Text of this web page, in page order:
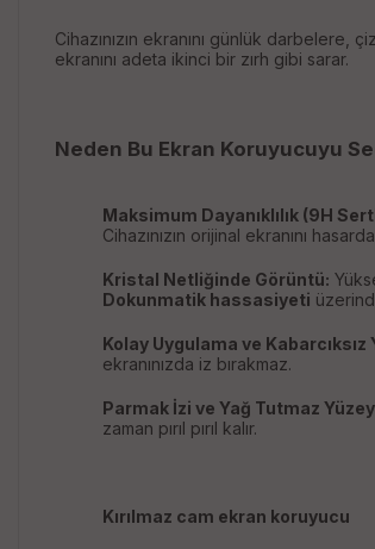
Cihazınızın ekranını günlük darbelere,
ekranını adeta ikinci bir zırh gibi sarar.
Neden Bu Ekran Koruyucuyu
Maksimum Dayanıklılık (9H
Cihazınızın orijinal ekranını
Kristal Netliğinde Görüntü:
Dokunmatik hassasiyeti
Kolay Uygulama ve Kabarcıksız
ekranınızda iz bırakmaz.
Parmak İzi ve Yağ Tutmaz
zaman pırıl pırıl kalır.
Kırılmaz cam ekran koruyucu